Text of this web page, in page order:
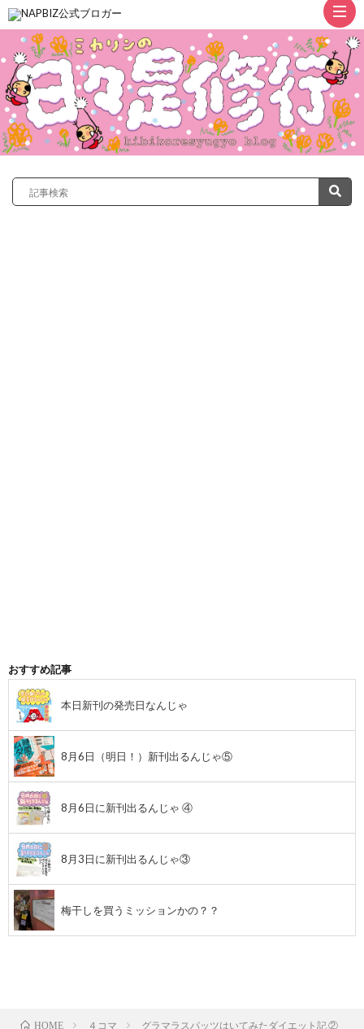
ト
ッ
おすすめ記事
本日新刊の発売日なんじゃ
8月6日（明日！）新刊出るんじゃ⑤
8月6日に新刊出るんじゃ ④
8月3日に新刊出るんじゃ③
梅干しを買うミッションかの？？
HOME ４コマ グラマラスパッツはいてみたダイエット記 ②